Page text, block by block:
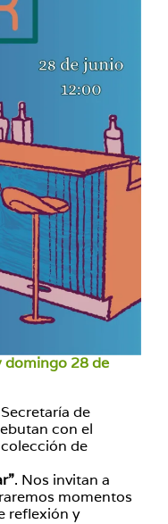
domingo 28 de
de
con el
de
. Nos invitan a
momentos
reflexión y